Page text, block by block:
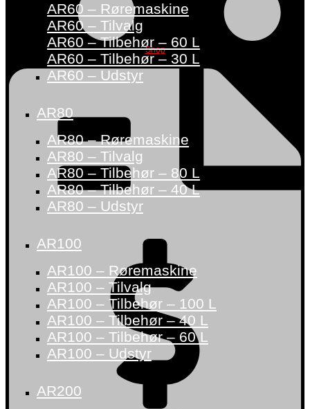
Shop
AR60 – Røremaskine
AR60 – Tilvalg
AR60 – Tilbehør – 60 L
AR60 – Tilbehør – 30 L
AR60 – Udstyr
AR80
AR80 – Røremaskine
AR80 – Tilvalg
AR80 – Tilbehør – 80 L
AR80 – Tilbehør – 40 L
AR80 – Udstyr
AR100
AR100 – Røremaskine
AR100 – Tilvalg
AR100 – Tilbehør – 100 L
AR100 – Tilbehør – 40 L
AR100 – Tilbehør – 60 L
AR100 – Udstyr
AR200